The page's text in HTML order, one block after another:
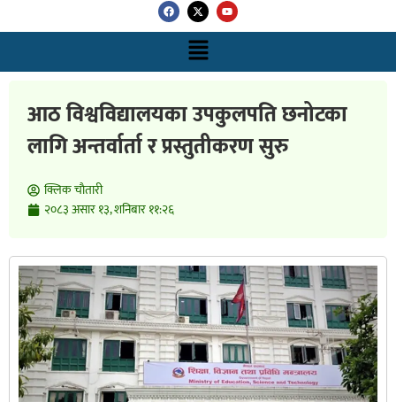
आठ विश्वविद्यालयका उपकुलपति छनोटका
लागि अन्तर्वार्ता र प्रस्तुतीकरण सुरु
क्लिक चाैतारी
२०८३ असार १३, शनिबार ११:२६